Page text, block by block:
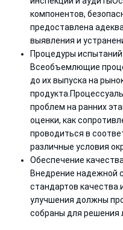
компонентов,
предоставлена
выявления и
Процедуры испытаний:
Всеобъемлющие
до их выпуска на
проблем на ранних
оценки, как
проводиться в
различные условия
Обеспечение
Внедрение надежной
стандартов
улучшения должны
собраны для решения